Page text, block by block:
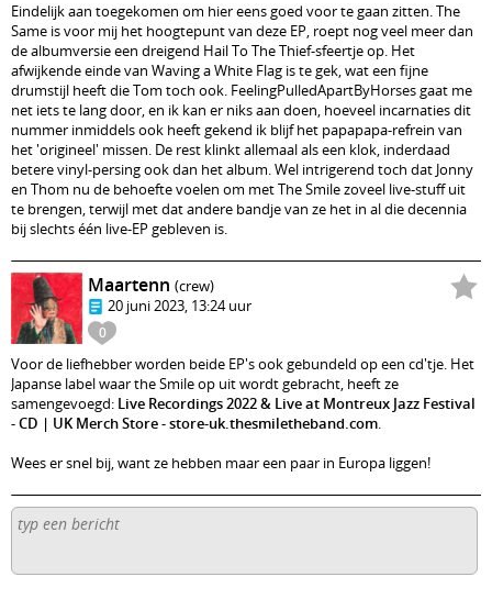
Eindelijk aan toegekomen om hier eens goed voor te gaan zitten. The
Same is voor mij het hoogtepunt van deze EP, roept nog veel meer dan
de albumversie een dreigend Hail To The Thief-sfeertje op. Het
afwijkende einde van Waving a White Flag is te gek, wat een fijne
drumstijl heeft die Tom toch ook. FeelingPulledApartByHorses gaat me
net iets te lang door, en ik kan er niks aan doen, hoeveel incarnaties dit
nummer inmiddels ook heeft gekend ik blijf het papapapa-refrein van
het 'origineel' missen. De rest klinkt allemaal als een klok, inderdaad
betere vinyl-persing ook dan het album. Wel intrigerend toch dat Jonny
en Thom nu de behoefte voelen om met The Smile zoveel live-stuff uit
te brengen, terwijl met dat andere bandje van ze het in al die decennia
bij slechts één live-EP gebleven is.
0
Maartenn (crew)
20 juni 2023, 13:24 uur
Voor de liefhebber worden beide EP's ook gebundeld op een cd'tje. Het
Japanse label waar the Smile op uit wordt gebracht, heeft ze
samengevoegd: Live Recordings 2022 & Live at Montreux Jazz Festival
- CD | UK Merch Store - store-uk.thesmiletheband.com.
Wees er snel bij, want ze hebben maar een paar in Europa liggen!